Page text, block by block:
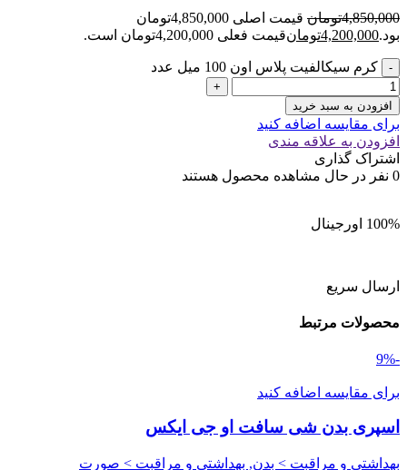
4,850,000تومان
قیمت اصلی 4,850,000تومان
بود.4,200,000تومانقیمت فعلی 4,200,000تومان است.
کرم سیکالفیت پلاس اون 100 میل عدد
افزودن به سبد خرید
برای مقایسه اضافه کنید
افزودن به علاقه مندی
اشتراک گذاری
0 نفر در حال مشاهده محصول هستند
100% اورجینال
ارسال سریع
محصولات مرتبط
-9%
برای مقایسه اضافه کنید
اسپری بدن شی سافت او جی ایکس
بهداشتی و مراقبت > بدن, بهداشتی و مراقبت > صورت